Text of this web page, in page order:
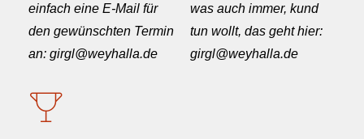
einfach eine E-Mail für
den gewünschten Termin
an: girgl@weyhalla.de
was auch immer, kund
tun wollt, das geht hier:
girgl@weyhalla.de